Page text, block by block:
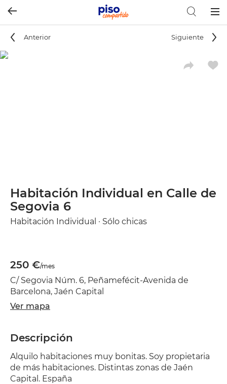
Anterior Siguiente
Habitación Individual en Calle de
Segovia 6
Habitación Individual · Sólo chicas
250 €/mes
C/ Segovia Núm. 6, Peñamefécit-Avenida de
Barcelona, Jaén Capital
Ver mapa
Descripción
Alquilo habitaciones muy bonitas. Soy propietaria
de más habitaciones. Distintas zonas de Jaén
Capital. España